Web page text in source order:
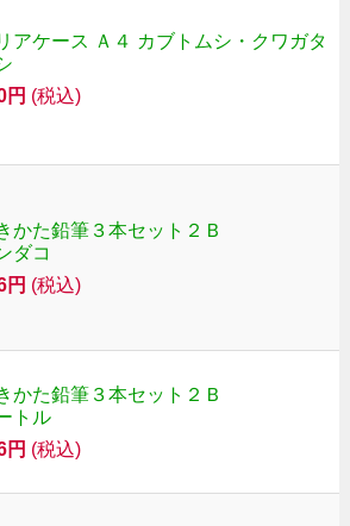
アケース Ａ４ カブトムシ・クワガタ
円 (税込)
かた鉛筆３本セット２Ｂ
ダコ
円 (税込)
かた鉛筆３本セット２Ｂ
トル
円 (税込)